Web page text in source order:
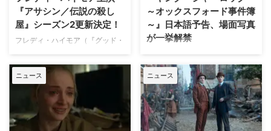
同シリーズは、法医学を本格的に
取り入れたミステリーの先駆けと
して 1990年代ミステリー界を代
にわたり、映像化が待ち望 …
信時代の影響もあり短命に終わる
作品が少なくないが、本作は高い
完成度を維持したまま複数シーズ
を築いている点が特徴だ。 本作
が登場 …
『アサシン／伝説の殺し
屋』シーズン2更新決定！
フレディ・ハイモア（『グッド・
リー・ホーズ（『ボディガード
－守るべきもの－』）が主演する
英国ドラマ『アサシン／伝説の殺
し屋』が、シーズン2へ更新され
た。米Deadlineが伝えている。
どんでん返しやスリリングな予測
～オックスフォード事件簿
～』日本語予告、場面写真
が一挙解禁
スタイリッシュかつ斬新な演出で
高い支持を集めるガイ・リッチー
が、世界中で愛される名探偵シャ
ーロック・ホームズの“原点”を描
く型破りでアクション満載のミス
テリーシリーズ『ヤング・シャー
ロック ～オックスフォード事件
ニュース ニュース